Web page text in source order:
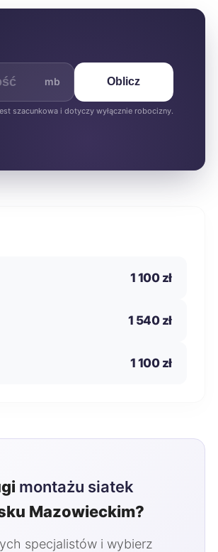
mb Oblicz
szacunkowa i dotyczy wyłącznie robocizny.
1 100 zł
1 540 zł
1 100 zł
montażu siatek
Mazowieckim?
specjalistów i wybierz